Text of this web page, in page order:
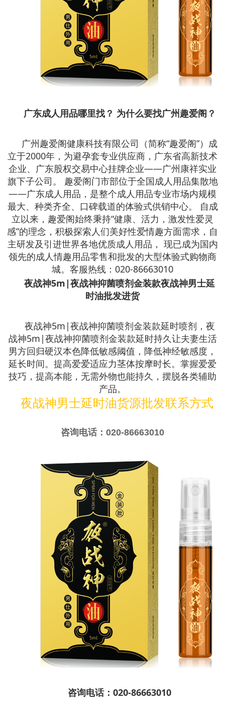
广东成人用品哪里找？ 为什么要找广州趣爱阁？
广州趣爱阁健康科技有限公司（简称“趣爱阁”）成
立于2000年，为避孕套专业供应商，广东省高新技术
企业、广东股权交易中心挂牌企业——广州康祥实业
旗下子公司。 趣爱阁门市部位于全国成人用品集散地
——广东成人用品，是整个成人用品专业市场内规模
最大、种类齐全、口碑载道的体验式供销中心。 自成
立以来，趣爱阁始终秉持“健康、活力，激发性爱灵
感”的理念，积极探索人们美好性爱情趣方面需求，自
主研发及引进世界各地优质成人用品， 现已成为国内
领先的成人情趣用品零售和批发的大型体验式购物商
城。客服热线：020-86663010
夜战神5m|夜战神抑菌喷剂金装款夜战神男士延
时油批发进货
夜战神5m|夜战神抑菌喷剂金装款延时喷剂，夜
战神5m|夜战神抑菌喷剂金装款延时持久让夫妻生活
男方回归硬汉本色降低敏感阈值，降低神经敏感度，
延长时间。提高爱爱适应力茎体按摩时长。掌握爱爱
技巧，提高本能，无需外物也能持久，摆脱各类辅助
产品。
夜战神男士延时油货源批发联系方式
咨询电话：020-86663010
咨询电话：020-86663010